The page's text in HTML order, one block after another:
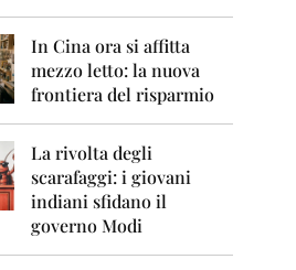
In Cina ora si affitta
mezzo letto: la nuova
frontiera del risparmio
La rivolta degli
scarafaggi: i giovani
indiani sfidano il
governo Modi